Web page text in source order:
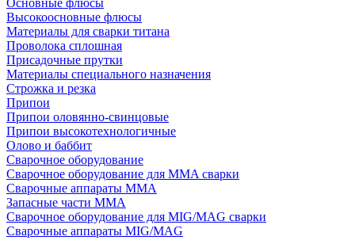
Основные флюсы
Высокоосновные флюсы
Материалы для сварки титана
Проволока сплошная
Присадочные прутки
Материалы специального назначения
Строжка и резка
Припои
Припои оловянно-свинцовые
Припои высокотехнологичные
Олово и баббит
Сварочное оборудование
Сварочное оборудование для MMA сварки
Сварочные аппараты MMA
Запасные части MMA
Сварочное оборудование для MIG/MAG сварки
Сварочные аппараты MIG/MAG